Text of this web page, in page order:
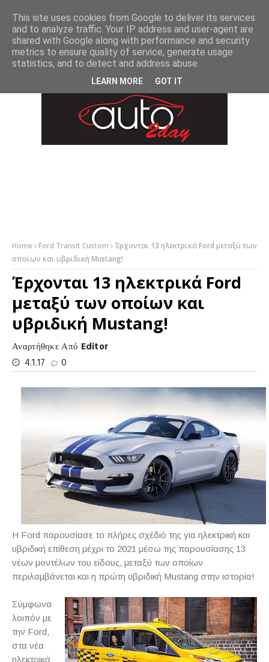
Home Ford Transit Custom
Έρχονται 13 ηλεκτρικά Ford μεταξύ των
οποίων και υβριδική Mustang!
Έρχονται 13 ηλεκτρικά Ford
μεταξύ των οποίων και
υβριδική Mustang!
Αναρτήθηκε Από Editor
4.1.17
0
Η Ford παρουσίασε το πλήρες σχέδιό της για ηλεκτρική και
υβριδική επίθεση μέχρι το 2021 μέσω της παρουσίασης 13
νέων μοντέλων του είδους, μεταξύ των οποίων
περιλαμβάνεται και η πρώτη υβριδική Mustang στην ιστορία!
Σύμφωνα
λοιπόν με
την Ford,
στα νέα
ηλεκτρικά
This site uses cookies from Google to deliver its services
and to analyze traffic. Your IP address and user-agent are
shared with Google along with performance and security
metrics to ensure quality of service, generate usage
statistics, and to detect and address abuse.
LEARN MORE GOT IT